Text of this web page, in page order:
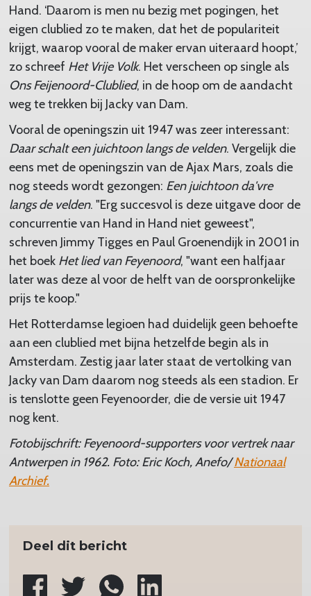
Hand. ‘Daarom is men nu bezig met pogingen, het
eigen clublied zo te maken, dat het de populariteit
krijgt, waarop vooral de maker ervan uiteraard hoopt,’
zo schreef Het Vrije Volk. Het verscheen op single als
Ons Feijenoord-Clublied, in de hoop om de aandacht
weg te trekken bij Jacky van Dam.
Vooral de openingszin uit 1947 was zeer interessant:
Daar schalt een juichtoon langs de velden. Vergelijk die
eens met de openingszin van de Ajax Mars, zoals die
nog steeds wordt gezongen: Een juichtoon da′vre
langs de velden. "Erg succesvol is deze uitgave door de
concurrentie van Hand in Hand niet geweest",
schreven Jimmy Tigges en Paul Groenendijk in 2001 in
het boek Het lied van Feyenoord, "want een halfjaar
later was deze al voor de helft van de oorspronkelijke
prijs te koop."
Het Rotterdamse legioen had duidelijk geen behoefte
aan een clublied met bijna hetzelfde begin als in
Amsterdam. Zestig jaar later staat de vertolking van
Jacky van Dam daarom nog steeds als een stadion. Er
is tenslotte geen Feyenoorder, die de versie uit 1947
nog kent.
Fotobijschrift: Feyenoord-supporters voor vertrek naar
Antwerpen in 1962. Foto: Eric Koch, Anefo/Nationaal
Archief.
Deel dit bericht